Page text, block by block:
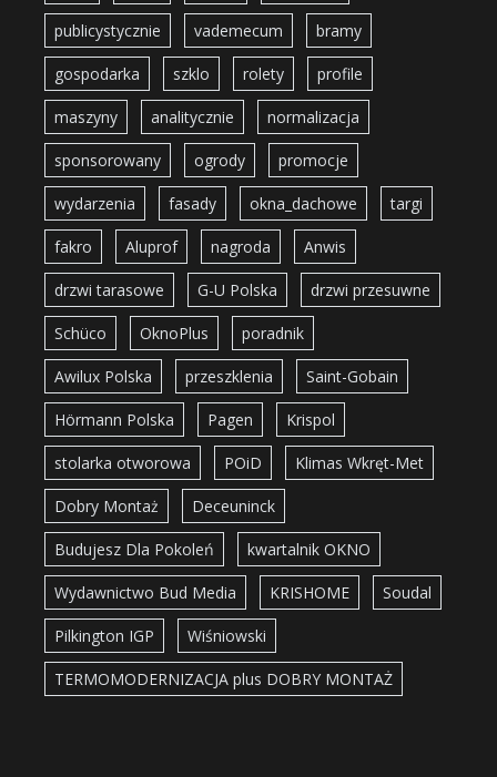
publicystycznie vademecum bramy
gospodarka szklo rolety profile
maszyny analitycznie normalizacja
sponsorowany ogrody promocje
wydarzenia fasady okna_dachowe targi
fakro Aluprof nagroda Anwis
drzwi tarasowe G-U Polska drzwi przesuwne
Schüco OknoPlus poradnik
Awilux Polska przeszklenia Saint-Gobain
Hörmann Polska Pagen Krispol
stolarka otworowa POiD Klimas Wkręt-Met
Dobry Montaż Deceuninck
Budujesz Dla Pokoleń kwartalnik OKNO
Wydawnictwo Bud Media KRISHOME Soudal
Pilkington IGP Wiśniowski
TERMOMODERNIZACJA plus DOBRY MONTAŻ